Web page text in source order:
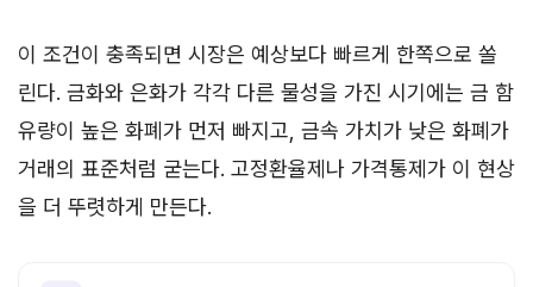
이 조건이 충족되면 시장은 예상보다 빠르게 한쪽으로 쏠
린다. 금화와 은화가 각각 다른 물성을 가진 시기에는 금 함
유량이 높은 화폐가 먼저 빠지고, 금속 가치가 낮은 화폐가
거래의 표준처럼 굳는다. 고정환율제나 가격통제가 이 현상
을 더 뚜렷하게 만든다.